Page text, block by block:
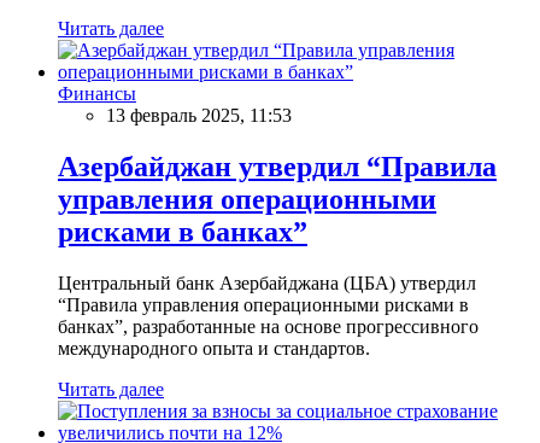
Читать далее
Финансы
13 февраль 2025, 11:53
Азербайджан утвердил “Правила
управления операционными
рисками в банках”
Центральный банк Азербайджана (ЦБА) утвердил
“Правила управления операционными рисками в
банках”, разработанные на основе прогрессивного
международного опыта и стандартов.
Читать далее